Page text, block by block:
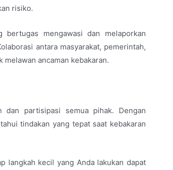
risiko.
mengawasi dan melaporkan
antara masyarakat, pemerintah,
ancaman kebakaran.
dan partisipasi semua pihak. Dengan
tindakan yang tepat saat kebakaran
langkah kecil yang Anda lakukan dapat